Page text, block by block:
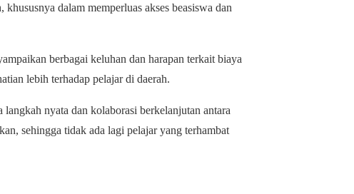
dalam memperluas akses beasiswa dan
berbagai keluhan dan harapan terkait biaya
lebih terhadap pelajar di daerah.
nyata dan kolaborasi berkelanjutan antara
sehingga tidak ada lagi pelajar yang terhambat